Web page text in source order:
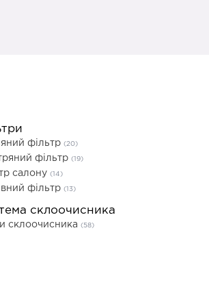
фільтр (20)
фільтр (19)
салону (14)
фільтр (13)
склоочисника
склоочисника (58)